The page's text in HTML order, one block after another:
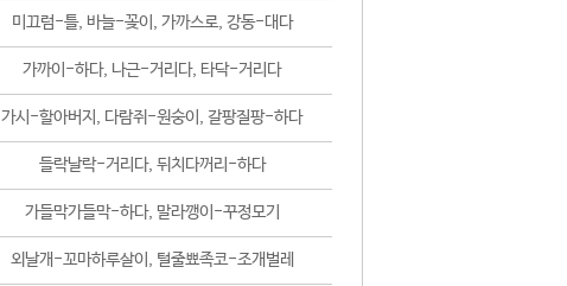
미끄럼-틀, 바늘-꽂이, 가까스로, 강동-대다
가까이-하다, 나근-거리다, 타닥-거리다
가시-할아버지, 다람쥐-원숭이, 갈팡질팡-하다
들락날락-거리다, 뒤치다꺼리-하다
가들막가들막-하다, 말라깽이-꾸정모기
외날개-꼬마하루살이, 털줄뾰족코-조개벌레